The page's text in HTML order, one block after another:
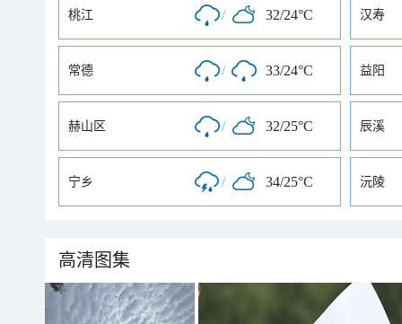
桃江 / 32/24°C 汉寿
常德 / 33/24°C 益阳
赫山区 / 32/25°C 辰溪
宁乡 / 34/25°C 沅陵
高清图集